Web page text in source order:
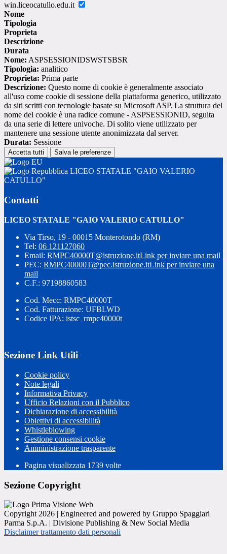
win.liceocatullo.edu.it
Nome
Tipologia
Proprieta
Descrizione
Durata
Nome: ASPSESSIONIDSWSTSBSR
Tipologia: analitico
Proprieta: Prima parte
Descrizione: Questo nome di cookie è generalmente associato
all'uso come cookie di sessione della piattaforma generico, utilizzato
da siti scritti con tecnologie basate su Microsoft ASP. La struttura del
nome del cookie è una radice comune - ASPSESSIONID, seguita
da una serie di lettere univoche. Di solito viene utilizzato per
mantenere una sessione utente anonimizzata dal server.
Durata: Sessione
Accetta tutti Salva le preferenze
LICEO STATALE "GAIO VALERIO
CATULLO"
Contatti
LICEO STATALE "GAIO VALERIO CATULLO"
Via Tirso, 19 - 00015 Monterotondo (RM)
Tel: 06 121127060
Email: RMPC40000T@istruzione.itLink per inviare una mail
PEC: RMPC40000T@pec.istruzione.itLink per inviare una
mail
C.F.: 97198860583
Cod. Mecc: RMPC40000T
Cod. Fatturazione: UFBLWD
Codice IPA: istsc_rmpc40000t
Sezione Link Utili
Cookie policy
Note legali
Informativa Privacy
Ufficio Relazioni con il Pubblico
Dichiarazione di accessibilità
Obiettivi di accessibilità
Whistleblowing
Gestione consensi cookie
Amministrazione trasparente
Pagina visualizzata 1739 volte
Sezione Copyright
Copyright 2026 | Engineered and powered by Gruppo Spaggiari
Parma S.p.A. | Divisione Publishing & New Social Media
Disclaimer trattamento dati personali